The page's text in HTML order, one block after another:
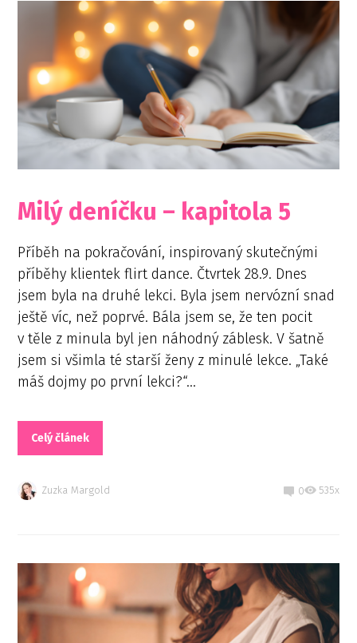
Milý deníčku – kapitola 5
Příběh na pokračování, inspirovaný skutečnými
příběhy klientek flirt dance. Čtvrtek 28.9. Dnes
jsem byla na druhé lekci. Byla jsem nervózní snad
ještě víc, než poprvé. Bála jsem se, že ten pocit
v těle z minula byl jen náhodný záblesk. V šatně
jsem si všimla té starší ženy z minulé lekce. „Také
máš dojmy po první lekci?“...
Celý článek
Zuzka Margold 0 535x